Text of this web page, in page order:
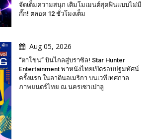
จัดเต็มความสนุก เติมโมเมนต์สุดฟินแบบไม่มี
กั๊ก! ตลอด 12 ชั่วโมงเต็ม
Aug 05, 2026
“ตาโขน” บินไกลสู่บราซิล! Star Hunter
Entertainment พาหนังไทยเปิดรอบปฐมทัศน์
ครั้งแรก ในลาตินอเมริกา บนเวทีเทศกาล
ภาพยนตร์ไทย ณ นครเซาเปาลู